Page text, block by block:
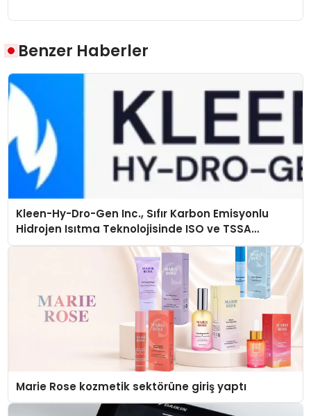
Benzer Haberler
Kleen-Hy-Dro-Gen Inc., Sıfır Karbon Emisyonlu
Hidrojen Isıtma Teknolojisinde ISO ve TSSA
Düzenleyici Onaylarını Aldı
Marie Rose kozmetik sektörüne giriş yaptı